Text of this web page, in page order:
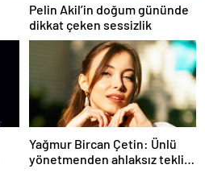
Pelin Akil’in doğum gününde
dikkat çeken sessizlik
Yağmur Bircan Çetin: Ünlü
yönetmenden ahlaksız teklif